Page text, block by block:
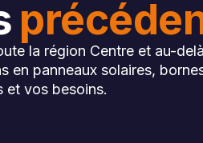
la région Centre et au-
en panneaux solaires,
et vos besoins.